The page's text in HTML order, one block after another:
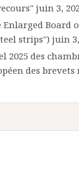
juin 3,
Board
strips") juin
2025 des
des brevets